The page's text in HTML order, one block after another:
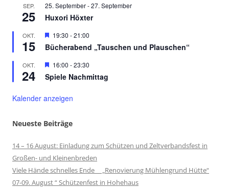
SEP.
25
25. September-27. September
Huxori Höxter
OKT.
15
Hervorgehoben
19:30 -21:00
Bücherabend „Tauschen und Plauschen“
OKT.
24
Hervorgehoben
16:00 -23:30
Spiele Nachmittag
Kalender anzeigen
Neueste Beiträge
14 – 16 August: Einladung zum Schützen und Zeltverbandsfest in
Großen- und Kleinenbreden
Viele Hände schnelles Ende „Renovierung Mühlengrund Hütte“
07-09. August “ Schützenfest in Hohehaus